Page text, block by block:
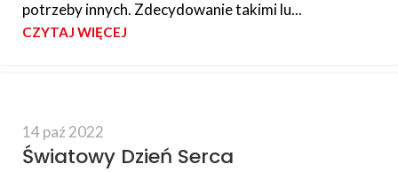
potrzeby innych. Zdecydowanie takimi lu...
CZYTAJ WIĘCEJ
14 paź 2022
Światowy Dzień Serca